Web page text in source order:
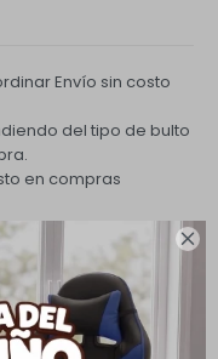

Envío sin costo
del tipo de bulto
en compras
plazo de 5 días para